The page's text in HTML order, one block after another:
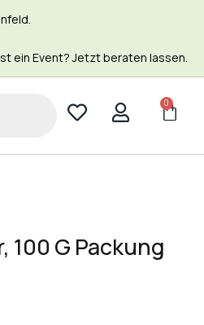
ein Event? Jetzt beraten lassen.
0
100 G Packung